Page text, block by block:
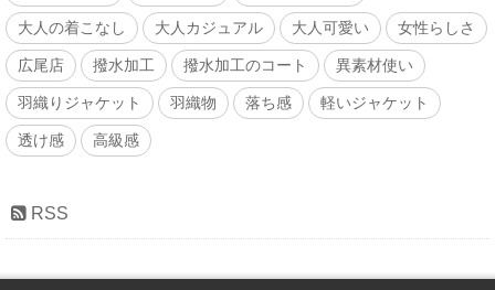
大人の着こなし 大人カジュアル 大人可愛い 女性らしさ
広尾店 撥水加工 撥水加工のコート 異素材使い
羽織りジャケット 羽織物 落ち感 軽いジャケット
透け感 高級感
RSS